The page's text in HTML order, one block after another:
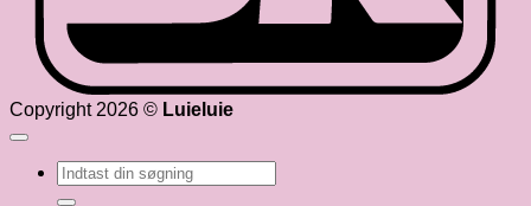
Copyright 2026 © Luieluie
Søg
efter: